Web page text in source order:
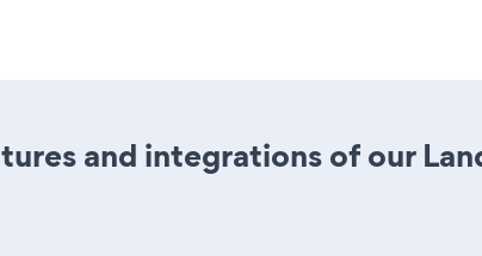
and integrations of our